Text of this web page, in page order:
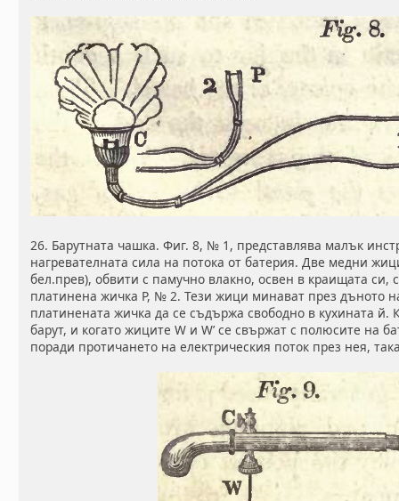
26. Барутната чашка. Фиг. 8, № 1, представлява малък
нагревателната сила на потока от батерия. Две медни
бел.прев), обвити с памучно влакно, освен в краищата
платинена жичка Р, № 2. Тези жици минават през дъното
платинената жичка да се съдържа свободно в кухината й.
барут, и когато жиците W и W’ се свържат с полюсите на
поради протичането на електрическия поток през нея,